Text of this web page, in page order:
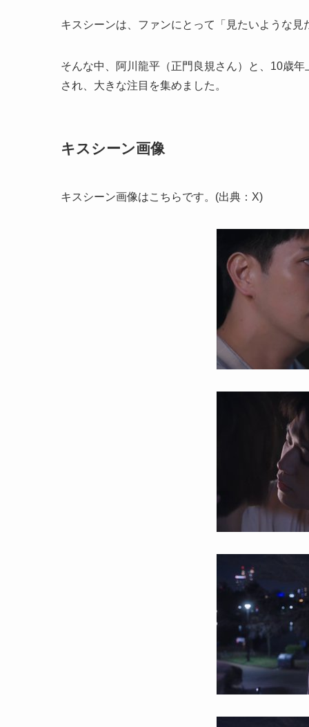
キスシーンは、ファンにとって「見たいような
そんな中、阿川龍平（正門良規さん）と、10歳
され、大きな注目を集めました。
キスシーン画像
キスシーン画像はこちらです。(出典：X)